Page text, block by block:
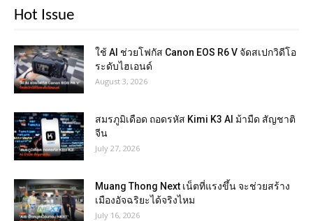
Hot Issue
ใช้ AI ช่วยโฟกัส Canon EOS R6 V จัดสเปกวิดีโอ
ระดับไฮเอนด์
August 3, 2026
สมรภูมิเดือด ถอดรหัส Kimi K3 AI ม้ามืด สัญชาติ
จีน
July 27, 2026
Muang Thong Next เน็ตที่แรงขึ้น จะช่วยสร้าง
เมืองอัจฉริยะได้จริงไหม
July 16, 2026